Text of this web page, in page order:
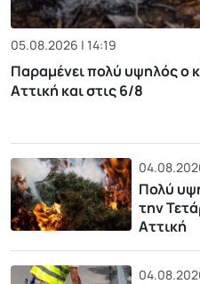
05.08.2026 | 14:19
Παραμένει πολύ υψηλός ο
Αττική και στις 6/8
Πολύ
την
Αττική